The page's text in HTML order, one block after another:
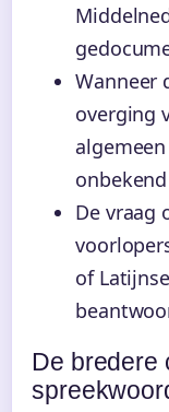
Wanneer
overging
onbekend
De vraag
of
De bredere